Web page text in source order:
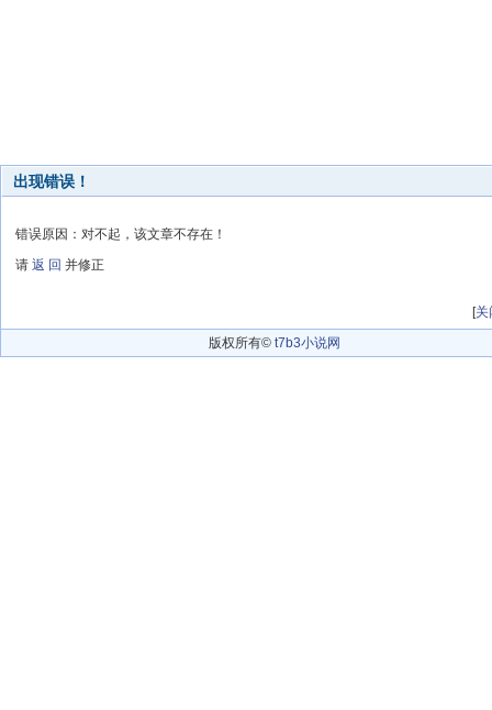
出现错误！
错误原因：对不起，该文章不存在！
请 返 回 并修正
[关
版权所有© t7b3小说网